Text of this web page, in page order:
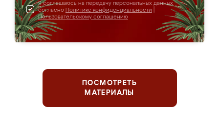
Я соглашаюсь на передачу персональных данных
согласно Политике конфиденциальности
Пользовательскому соглашению
ПОСМОТРЕТЬ
МАТЕРИАЛЫ